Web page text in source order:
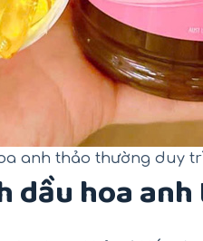
anh thảo thường duy
dầu hoa